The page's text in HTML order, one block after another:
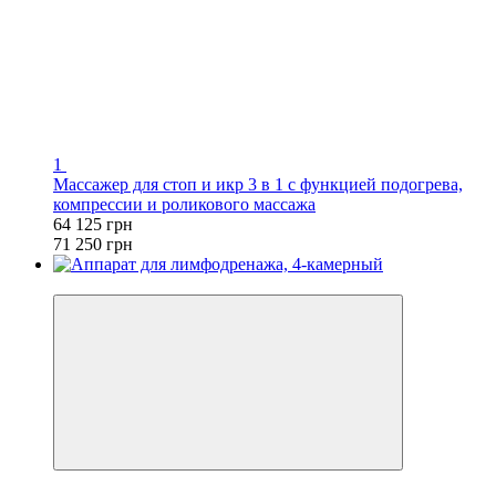
1
Массажер для стоп и икр 3 в 1 с функцией подогрева,
компрессии и роликового массажа
64 125 грн
71 250 грн